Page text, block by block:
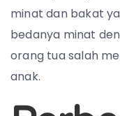
minat dan bakat
bedanya minat
orang tua salah
anak.